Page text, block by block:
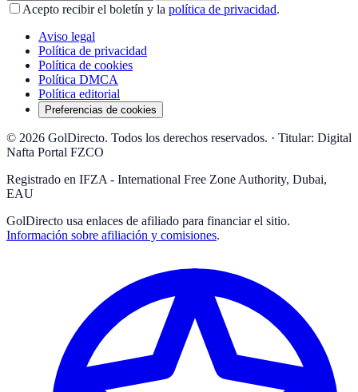
Acepto recibir el boletín y la política de privacidad.
Aviso legal
Política de privacidad
Política de cookies
Política DMCA
Política editorial
Preferencias de cookies
© 2026 GolDirecto. Todos los derechos reservados. · Titular: Digital
Nafta Portal FZCO
Registrado en IFZA - International Free Zone Authority, Dubai,
EAU
GolDirecto usa enlaces de afiliado para financiar el sitio.
Información sobre afiliación y comisiones.